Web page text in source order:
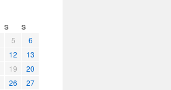
S S
5
6
12
13
19
20
26
27